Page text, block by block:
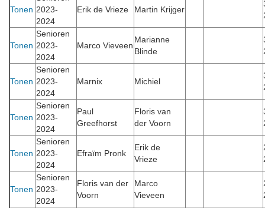
Tonen 2023-
2024
Erik de Vrieze Martin Krijger
Tonen
Senioren
2023-
2024
Marco Vieveen
Marianne
Blinde
Tonen
Senioren
2023-
2024
Marnix Michiel
Tonen
Senioren
2023-
2024
Paul
Greefhorst
Floris van
der Voorn
Tonen
Senioren
2023-
2024
Efraïm Pronk
Erik de
Vrieze
Tonen
Senioren
2023-
2024
Floris van der
Voorn
Marco
Vieveen